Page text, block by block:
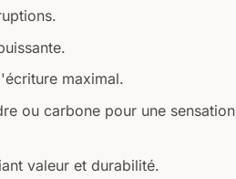
maximal.
ou carbone pour une sensation
valeur et durabilité.​